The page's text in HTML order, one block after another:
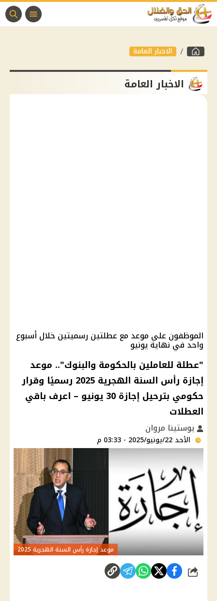
الاخبار العامة
الاخبار العامة
الموظفون على موعد مع عطلتين رسميتين خلال أسبوع
واحد في نهاية يونيو
"عطلة للعاملين بالحكومة والبنوك".. موعد
إجازة رأس السنة الهجرية 2025 رسميًا وقرار
حكومي بترحيل إجازة 30 يونيو – اعرف باقي
العطلات
يوستينا مروان
الأحد 22/يونيو/2025 - 03:33 م
موعد إجازة رأس السنة الهجرية 2025
شارك